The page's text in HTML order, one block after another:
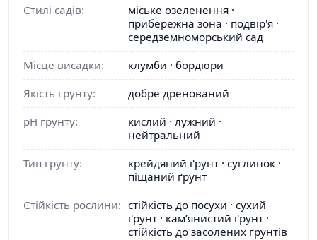
Стилі садів:
міське озеленення ·
прибережна зона · подвір'я ·
середземноморський сад
Місце висадки:
клумби · бордюри
Якість грунту:
добре дренований
pH грунту:
кислий · лужний ·
нейтральний
Тип грунту:
крейдяний ґрунт · суглинок ·
піщаний ґрунт
Стійкість рослини: стійкість до посухи · сухий
ґрунт · кам’янистий ґрунт ·
стійкість до засолених ґрунтів